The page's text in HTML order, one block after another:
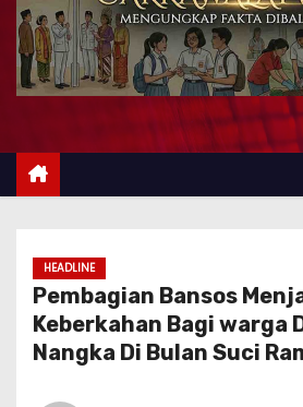
HEADLINE
Pembagian Bansos
Keberkahan Bagi warga
Nangka Di Bulan Suci